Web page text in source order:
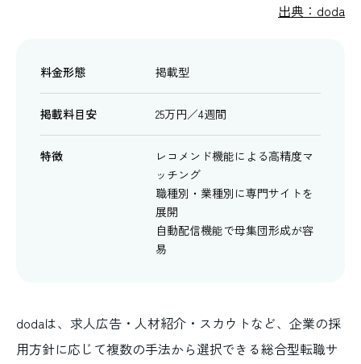
出典：doda
料金形態 掲載型
掲載料目安 25万円／4週間
特徴
レコメンド機能による高精度マ
ッチング
職種別・業種別に専門サイトを
展開
自動配信機能で母集団形成が容
易
dodaは、求人広告・人材紹介・スカウトなど、企業の採
用方針に応じて複数の手法から選択できる総合型転職サ